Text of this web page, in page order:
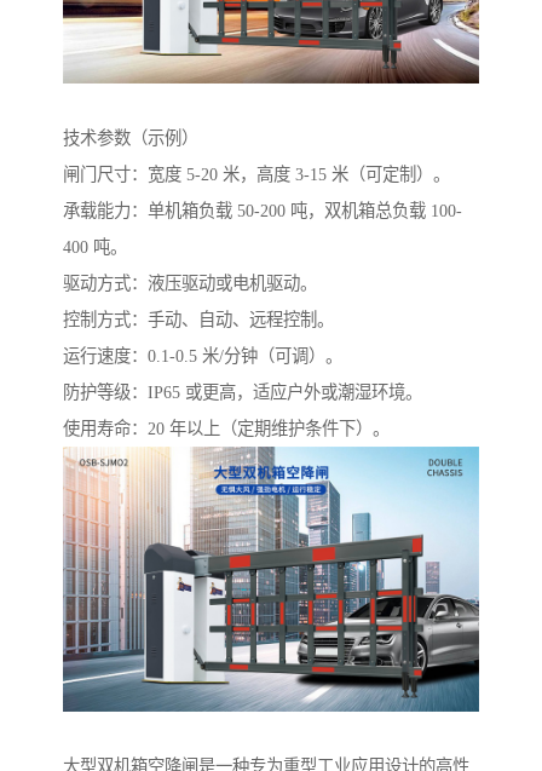
技术参数（示例）
闸门尺寸：宽度 5-20 米，高度 3-15 米（可定制）。
承载能力：单机箱负载 50-200 吨，双机箱总负载 100-
400 吨。
驱动方式：液压驱动或电机驱动。
控制方式：手动、自动、远程控制。
运行速度：0.1-0.5 米/分钟（可调）。
防护等级：IP65 或更高，适应户外或潮湿环境。
使用寿命：20 年以上（定期维护条件下）。
大型双机箱空降闸是一种专为重型工业应用设计的高性